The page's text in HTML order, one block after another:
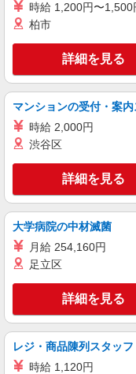
時
業発
日勤
雇
会社
キープ
派遣社員
パーソルファクトリーパ
品質
時
【月
キープ
パーソルファクトリーパ
電子
時
【月
時給 1,200円〜1,500
柏市
詳細を見る
マンションの受付・案
時給 2,000円
渋谷区
詳細を見る
大学病院の中材滅菌
月給 254,160円
足立区
詳細を見る
レジ・商品陳列スタッフ
時給 1,120円